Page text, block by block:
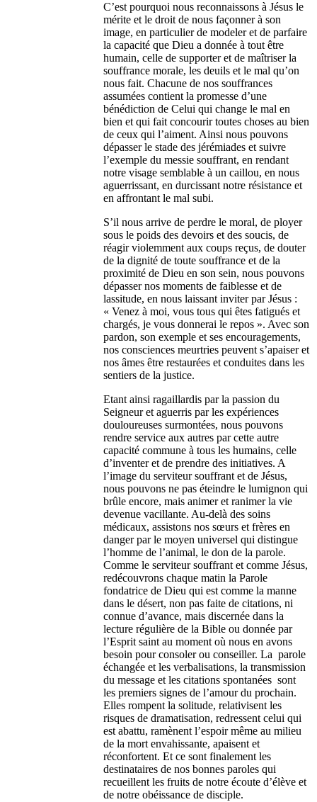
C’est pourquoi nous reconnaissons à Jésus le
mérite et le droit de nous façonner à son
image, en particulier de modeler et de parfaire
la capacité que Dieu a donnée à tout être
humain, celle de supporter et de maîtriser la
souffrance morale, les deuils et le mal qu’on
nous fait. Chacune de nos souffrances
assumées contient la promesse d’une
bénédiction de Celui qui change le mal en
bien et qui fait concourir toutes choses au bien
de ceux qui l’aiment. Ainsi nous pouvons
dépasser le stade des jérémiades et suivre
l’exemple du messie souffrant, en rendant
notre visage semblable à un caillou, en nous
aguerrissant, en durcissant notre résistance et
en affrontant le mal subi.
S’il nous arrive de perdre le moral, de ployer
sous le poids des devoirs et des soucis, de
réagir violemment aux coups reçus, de douter
de la dignité de toute souffrance et de la
proximité de Dieu en son sein, nous pouvons
dépasser nos moments de faiblesse et de
lassitude, en nous laissant inviter par Jésus :
« Venez à moi, vous tous qui êtes fatigués et
chargés, je vous donnerai le repos ». Avec son
pardon, son exemple et ses encouragements,
nos consciences meurtries peuvent s’apaiser et
nos âmes être restaurées et conduites dans les
sentiers de la justice.
Etant ainsi ragaillardis par la passion du
Seigneur et aguerris par les expériences
douloureuses surmontées, nous pouvons
rendre service aux autres par cette autre
capacité commune à tous les humains, celle
d’inventer et de prendre des initiatives. A
l’image du serviteur souffrant et de Jésus,
nous pouvons ne pas éteindre le lumignon qui
brûle encore, mais animer et ranimer la vie
devenue vacillante. Au-delà des soins
médicaux, assistons nos sœurs et frères en
danger par le moyen universel qui distingue
l’homme de l’animal, le don de la parole.
Comme le serviteur souffrant et comme Jésus,
redécouvrons chaque matin la Parole
fondatrice de Dieu qui est comme la manne
dans le désert, non pas faite de citations, ni
connue d’avance, mais discernée dans la
lecture régulière de la Bible ou donnée par
l’Esprit saint au moment où nous en avons
besoin pour consoler ou conseiller. La parole
échangée et les verbalisations, la transmission
du message et les citations spontanées sont
les premiers signes de l’amour du prochain.
Elles rompent la solitude, relativisent les
risques de dramatisation, redressent celui qui
est abattu, ramènent l’espoir même au milieu
de la mort envahissante, apaisent et
réconfortent. Et ce sont finalement les
destinataires de nos bonnes paroles qui
recueillent les fruits de notre écoute d’élève et
de notre obéissance de disciple.